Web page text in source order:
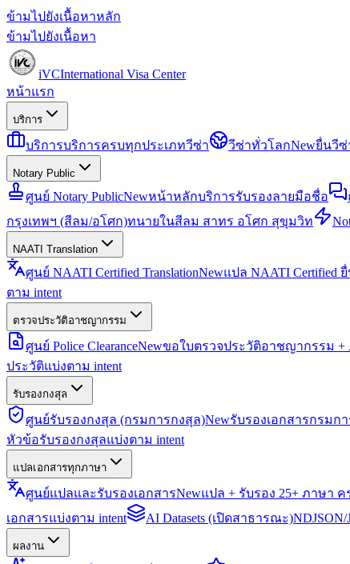
ข้ามไปยังเนื้อหาหลัก
ข้ามไปยังเนื้อหา
iVCInternational Visa Center
หน้าแรก
บริการ
บริการบริการครบทุกประเภทวีซ่า วีซ่าทั่วโลกNewยื่นวีซ่
Notary Public
ศูนย์ Notary PublicNewหน้าหลักบริการรับรองลายมือชื่อ
กรุงเทพฯ (สีลม/อโศก)ทนายในสีลม สาทร อโศก สุขุมวิท
NAATI Translation
ศูนย์ NAATI Certified TranslationNewแปล NAATI Certified
ตาม intent
ตรวจประวัติอาชญากรรม
ศูนย์ Police ClearanceNewขอใบตรวจประวัติอาชญากรรม +
ประวัติแบ่งตาม intent
รับรองกงสุล
ศูนย์รับรองกงสุล (กรมการกงสุล)Newรับรองเอกสารกรมก
หัวข้อรับรองกงสุลแบ่งตาม intent
แปลเอกสารทุกภาษา
ศูนย์แปลและรับรองเอกสารNewแปล + รับรอง 25+ ภาษา ค
เอกสารแบ่งตาม intent
AI Datasets (เปิดสาธารณะ)
ผลงาน